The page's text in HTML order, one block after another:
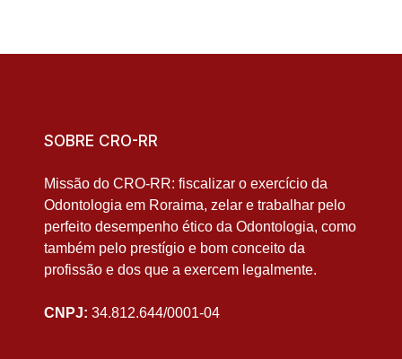
SOBRE CRO-RR
Missão do CRO-RR: fiscalizar o exercício da
Odontologia em Roraima, zelar e trabalhar pelo
perfeito desempenho ético da Odontologia, como
também pelo prestígio e bom conceito da
profissão e dos que a exercem legalmente.
CNPJ: 34.812.644/0001-04